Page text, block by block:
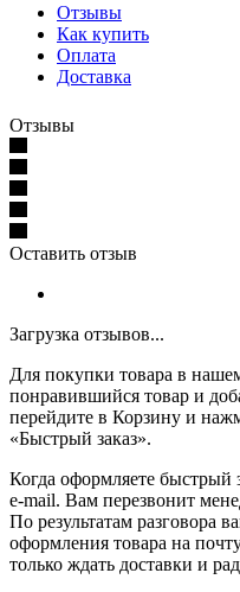
Отзывы
Как купить
Оплата
Доставка
Отзывы
Оставить отзыв
Загрузка отзывов...
Для покупки товара в
понравившийся товар и
перейдите в Корзину и
«Быстрый заказ».
Когда оформляете
e-mail. Вам перезвонит
По результатам разговора
оформления товара на
только ждать доставки и